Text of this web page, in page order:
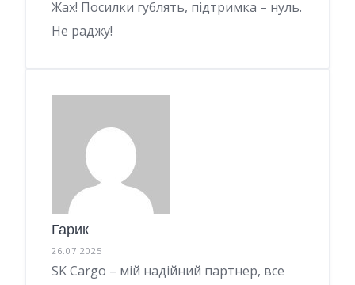
Жах! Посилки гублять, підтримка – нуль.
Не раджу!
Гарик
26.07.2025
SK Cargo – мій надійний партнер, все